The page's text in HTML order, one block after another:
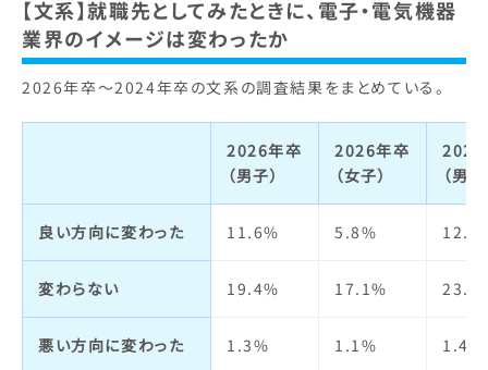
【文系】就職先としてみたときに、電子・電気機器
業界のイメージは変わったか
2026年卒～2024年卒の文系の調査結果をまとめている。
2026年卒
（男子）
2026年卒
（女子）
2025
（男子
良い方向に変わった 11.6% 5.8%
変わらない 19.4% 17.1%
悪い方向に変わった 1.3% 1.1% 1.4%